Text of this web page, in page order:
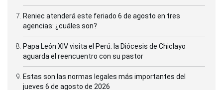
Reniec atenderá este feriado 6 de agosto en tres
agencias: ¿cuáles son?
Papa León XIV visita el Perú: la Diócesis de Chiclayo
aguarda el reencuentro con su pastor
Estas son las normas legales más importantes del
jueves 6 de agosto de 2026